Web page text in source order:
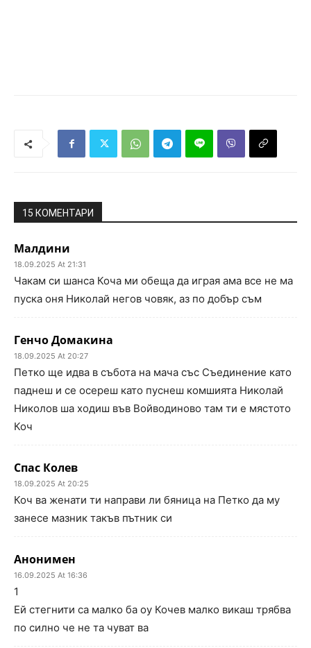
15 КОМЕНТАРИ
Малдини
18.09.2025 At 21:31
Чакам си шанса Коча ми обеща да играя ама все не ма
пуска оня Николай негов човяк, аз по добър съм
Генчо Домакина
18.09.2025 At 20:27
Петко ще идва в събота на мача със Съединение като
паднеш и се осереш като пуснеш комшията Николай
Николов ша ходиш във Войводиново там ти е мястото
Коч
Спас Колев
18.09.2025 At 20:25
Коч ва женати ти направи ли бяница на Петко да му
занесе мазник такъв пътник си
Анонимен
16.09.2025 At 16:36
1
Ей стегнити са малко ба оу Кочев малко викаш трябва
по силно че не та чуват ва